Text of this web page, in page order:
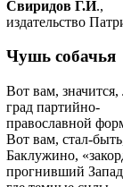
Свиридов Г.И.,
издательство
Чушь собачья
Вот вам,
град партийно-
православной
Вот вам, стал-
Баклужино,
прогнивший